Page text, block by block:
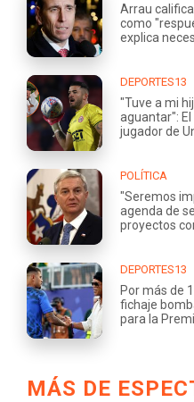
Arrau
como
explica
DEPORTES13
"Tuve a mi
aguantar":
jugador de
POLÍTICA
"Seremos
agenda de
proyectos
DEPORTES13
Por más de
fichaje
para la
MÁS DE